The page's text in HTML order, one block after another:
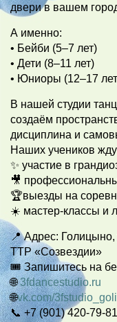
двери в вашем
А именно:
• Бейби (5–7 лет)
• Дети (8–11 лет)
• Юниоры (12–17
В нашей студии
создаём
дисциплина и
Наших учеников
✨ участие в
🎥
🏆выезды на
☀️ мастер-классы и
📍 Адрес: Голицыно,
ТТР «Созвездии»
🎟 Запишитесь на
🌐3fdancestudio.ru
🌐vk.com/
📞 +7 (901) 420-79-81